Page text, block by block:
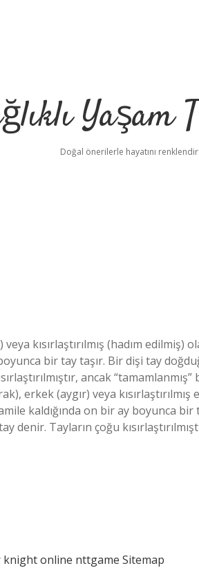
Yaşam
Doğal önerilerle hayatını renklendir!
kısırlaştırılmış (hadım edilmiş)
bir tay taşır. Bir dişi tay
ancak “tamamlanmış”
erkek (aygır) veya kısırlaştırılmış
kaldığında on bir ay boyunca bir
Tayların çoğu
knight online nttgame Sitemap